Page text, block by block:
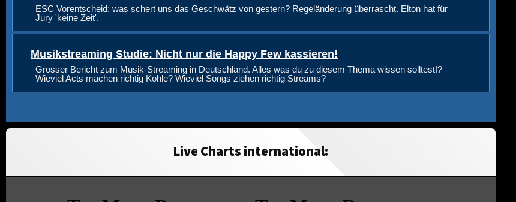
ESC Vorentscheid: was schert uns das Geschwätz von gestern? Regeländerung überrascht. Elton hat für
Jury 'keine Zeit'.
Musikstreaming Studie: Nicht nur die Happy Few kassieren!
Grosser Bericht zum Musik-Streaming in Deutschland. Alles was du zu diesem Thema wissen solltest!?
Wieviel Acts machen richtig Kohle? Wieviel Songs ziehen richtig Streams?
Live Charts international: